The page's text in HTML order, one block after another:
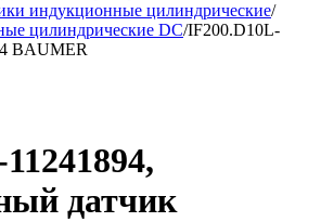
индукционные цилиндрические/
цилиндрические DC/IF200.D10L-
BAUMER
датчик